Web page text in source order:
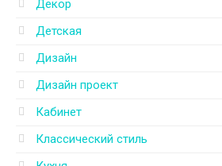
Декор
Детская
Дизайн
Дизайн проект
Кабинет
Классический стиль